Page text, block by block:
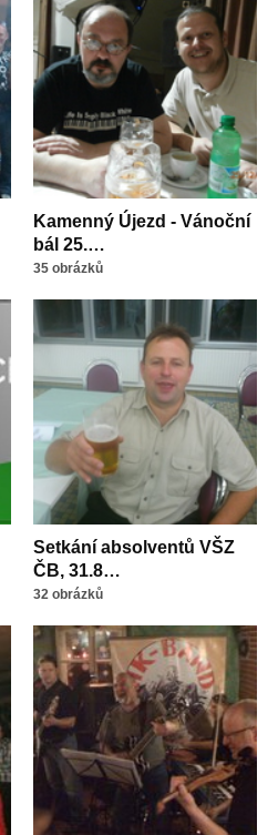
Kamenný Újezd - Vánoční
bál 25.…
35 obrázků
Setkání absolventů VŠZ
ČB, 31.8…
32 obrázků